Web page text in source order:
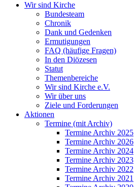
Wir sind Kirche
Bundesteam
Chronik
Dank und Gedenken
Ermutigungen
FAQ (häufige Fragen)
In den Diözesen
Statut
Themenbereiche
Wir sind Kirche e.V.
Wir über uns
Ziele und Forderungen
Aktionen
Termine (mit Archiv)
Termine Archiv 2025
Termine Archiv 2026
Termine Archiv 2024
Termine Archiv 2023
Termine Archiv 2022
Termine Archiv 2021